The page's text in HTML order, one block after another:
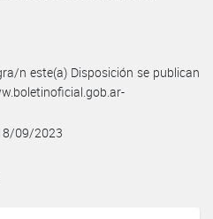
n este(a) Disposición se publican
09/2023